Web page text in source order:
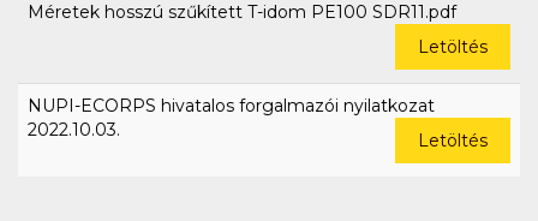
Méretek hosszú szűkített T-idom PE100 SDR11.pdf
Letöltés
NUPI-ECORPS hivatalos forgalmazói nyilatkozat
2022.10.03.
Letöltés